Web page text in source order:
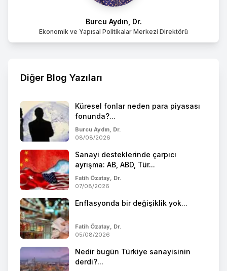
Burcu Aydın, Dr.
Ekonomik ve Yapısal Politikalar Merkezi Direktörü
Diğer Blog Yazıları
Küresel fonlar neden para piyasası
fonunda?...
Burcu Aydın, Dr.
08/08/2026
Sanayi desteklerinde çarpıcı
ayrışma: AB, ABD, Tür...
Fatih Özatay, Dr.
07/08/2026
Enflasyonda bir değişiklik yok...
Fatih Özatay, Dr.
05/08/2026
Nedir bugün Türkiye sanayisinin
derdi?...